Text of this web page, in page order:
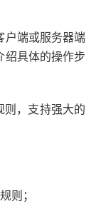
户端或服务器端
绍具体的操作步
则，支持强大的
则；